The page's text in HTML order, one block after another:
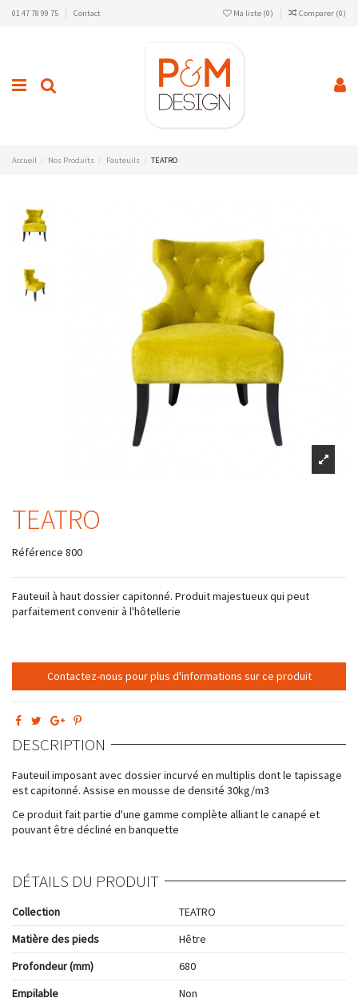
01 47 78 99 75 Contact Ma liste (0) Comparer (0)
Accueil Nos Produits Fauteuils TEATRO
TEATRO
Référence 800
Fauteuil à haut dossier capitonné. Produit majestueux qui peut
parfaitement convenir à l'hôtellerie
Contactez-nous pour plus d'informations sur ce produit
DESCRIPTION
Fauteuil imposant avec dossier incurvé en multiplis dont le tapissage
est capitonné. Assise en mousse de densité 30kg/m3
Ce produit fait partie d'une gamme complète alliant le canapé et
pouvant être décliné en banquette
DÉTAILS DU PRODUIT
Collection
TEATRO
Matière des pieds
Hêtre
Profondeur (mm)
680
Empilable
Non